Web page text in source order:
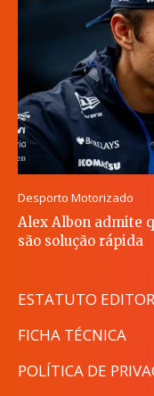
Desporto Motorizado
Alex Albon admite
são solução rápida
ESTATUTO
FICHA TÉCNICA
POLÍTICA DE